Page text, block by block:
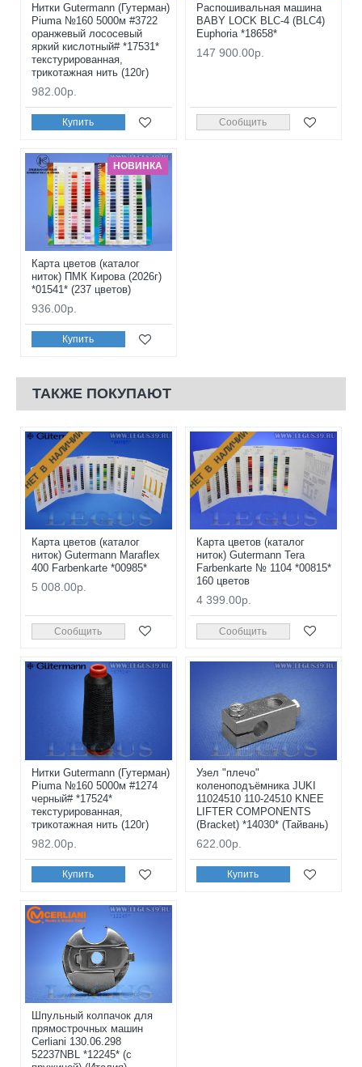
Нитки Gutermann (Гутерман)
Piuma №160 5000м #3722
оранжевый лососевый
яркий кислотный# *17531*
текстурированная,
трикотажная нить (120г)
982.00р.
Купить
Распошивальная машина
BABY LOCK BLC-4 (BLC4)
Euphoria *18658*
147 900.00р.
Сообщить
НОВИНКА
Карта цветов (каталог
ниток) ПМК Кирова (2026г)
*01541* (237 цветов)
936.00р.
Купить
ТАКЖЕ ПОКУПАЮТ
НЕТ В НАЛИЧИИ
Карта цветов (каталог
ниток) Gutermann Maraflex
400 Farbenkarte *00985*
5 008.00р.
Сообщить
НЕТ В НАЛИЧИИ
Карта цветов (каталог
ниток) Gutermann Tera
Farbenkarte № 1104 *00815*
160 цветов
4 399.00р.
Сообщить
Нитки Gutermann (Гутерман)
Piuma №160 5000м #1274
черный# *17524*
текстурированная,
трикотажная нить (120г)
982.00р.
Купить
Узел "плечо"
коленоподъёмника JUKI
11024510 110-24510 KNEE
LIFTER COMPONENTS
(Bracket) *14030* (Тайвань)
622.00р.
Купить
Шпульный колпачок для
прямострочных машин
Cerliani 130.06.298
52237NBL *12245* (с